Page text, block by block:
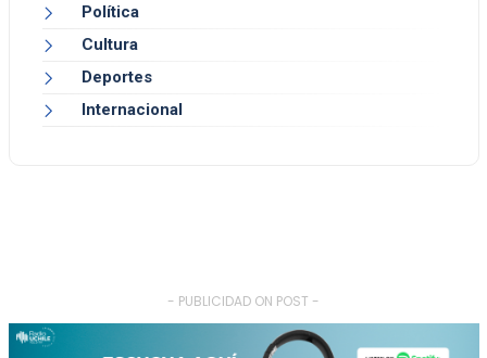
Política
Cultura
Deportes
Internacional
- PUBLICIDAD ON POST -